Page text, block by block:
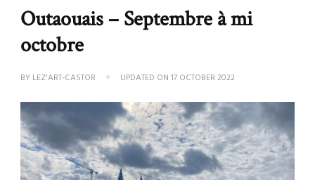
Outaouais – Septembre à mi
octobre
BY LEZ'ART-CASTOR UPDATED ON 17 OCTOBER 2022